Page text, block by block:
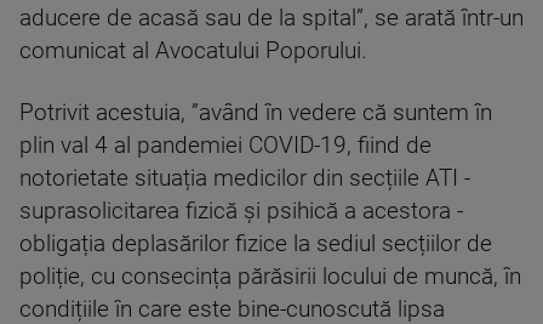
aducere de acasă sau de la spital”, se arată într-un
comunicat al Avocatului Poporului.
Potrivit acestuia, ”având în vedere că suntem în
plin val 4 al pandemiei COVID-19, fiind de
notorietate situația medicilor din secțiile ATI -
suprasolicitarea fizică și psihică a acestora -
obligația deplasărilor fizice la sediul secțiilor de
poliție, cu consecința părăsirii locului de muncă, în
condițiile în care este bine-cunoscută lipsa